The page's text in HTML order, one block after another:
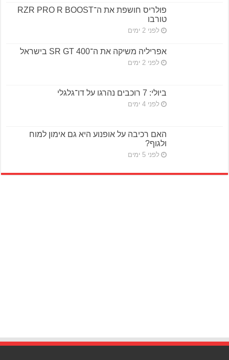
פולריס חושפת את ה־RZR PRO R BOOST
טורבו
לפני 2 ימים
אפריליה משיקה את ה־SR GT 400 בישראל
לפני 2 ימים
ביולי: 7 רוכבים נהרגו על דו־גלגלי
לפני 4 ימים
האם רכיבה על אופנוע היא גם אימון למוח
ולגוף?
לפני 5 ימים